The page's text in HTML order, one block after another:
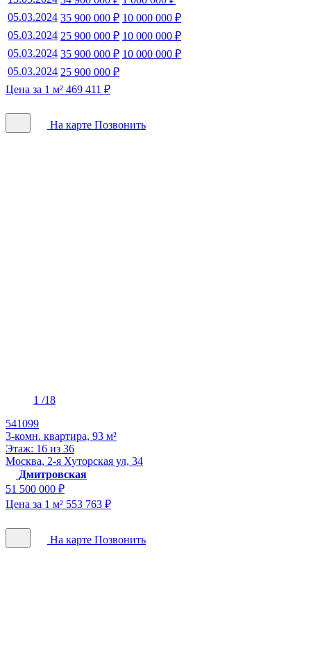
05.03.2024 35 900 000 ₽ 10 000 000 ₽
05.03.2024 25 900 000 ₽ 10 000 000 ₽
05.03.2024 35 900 000 ₽ 10 000 000 ₽
05.03.2024 25 900 000 ₽
Цена за 1 м² 469 411 ₽
На карте Позвонить
1 /18
541099
3-комн. квартира, 93 м²
Этаж: 16 из 36
Москва, 2-я Хуторская ул, 34
Дмитровская
51 500 000 ₽
Цена за 1 м² 553 763 ₽
На карте Позвонить